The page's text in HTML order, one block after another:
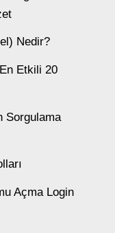
Nedir?
Etkili 20
Sorgulama
Açma Login